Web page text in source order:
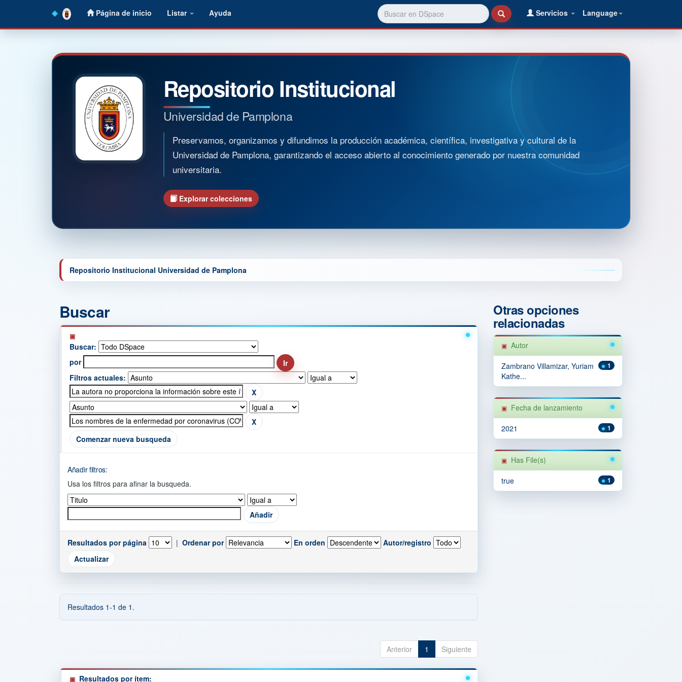
Página de inicio Listar Ayuda Language
Servicios
Repositorio Institucional
Universidad de Pamplona
Preservamos, organizamos y difundimos la producción académica, científica, investigativa y cultural de la
Universidad de Pamplona, garantizando el acceso abierto al conocimiento generado por nuestra comunidad
universitaria.
Explorar colecciones
Repositorio Institucional Universidad de Pamplona
Buscar
Buscar:
por
Filtros actuales:
Comenzar nueva busqueda
Añadir filtros:
Usa los filtros para afinar la busqueda.
Resultados por página | Ordenar por En orden Autor/registro
Resultados 1-1 de 1.
Anterior 1 Siguiente
Resultados por ítem:
Otras opciones
relacionadas
Autor
1
Zambrano Villamizar, Yuriam
Kathe...
Fecha de lanzamiento
1
2021
Has File(s)
1
true